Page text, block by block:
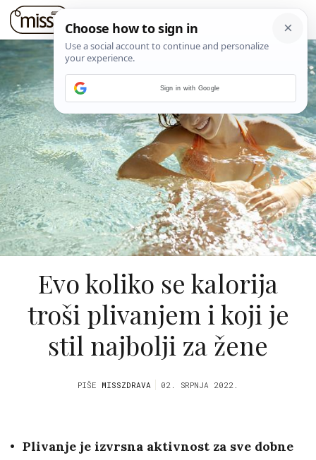
Evo koliko se kalorija
troši plivanjem i koji je
stil najbolji za žene
PIŠE MISSZDRAVA 02. SRPNJA 2022.
Plivanje je izvrsna aktivnost za sve dobne
Sign in with Google